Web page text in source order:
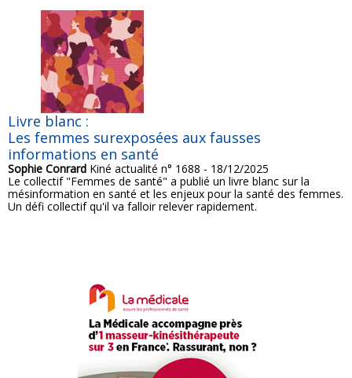
Livre blanc :
Les femmes surexposées aux fausses
informations en santé
Sophie Conrard Kiné actualité n° 1688 - 18/12/2025
Le collectif "Femmes de santé" a publié un livre blanc sur la
mésinformation en santé et les enjeux pour la santé des femmes.
Un défi collectif qu'il va falloir relever rapidement.